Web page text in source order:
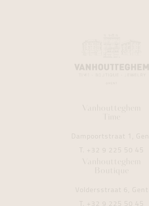
Vanhoutteghem
Time
Dampoortstraat 1, Gent
T. +32 9 225 50 45
Vanhoutteghem
Boutique
Voldersstraat 6, Gent
T. +32 9 225 50 45